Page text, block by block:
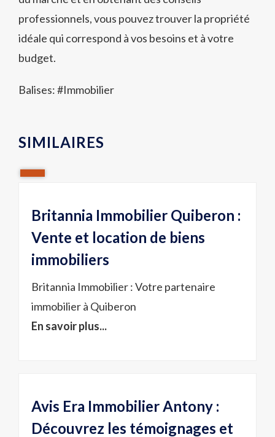
professionnels, vous pouvez trouver la propriété
idéale qui correspond à vos besoins et à votre
budget.
Balises: #Immobilier
SIMILAIRES
Britannia Immobilier Quiberon :
Vente et location de biens
immobiliers
Britannia Immobilier : Votre partenaire
immobilier à Quiberon
En savoir plus...
Avis Era Immobilier Antony :
Découvrez les témoignages et